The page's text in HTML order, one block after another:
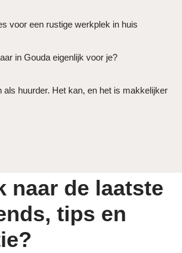
voor een rustige werkplek in huis
in Gouda eigenlijk voor je?
als huurder. Het kan, en het is makkelijker
naar de laatste
tips en